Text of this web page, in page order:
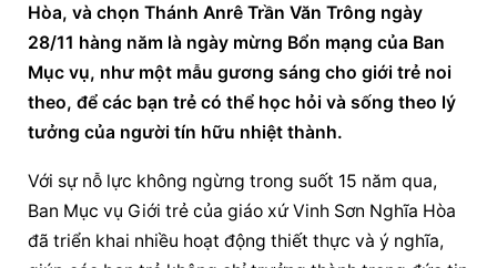
Hòa, và chọn Thánh Anrê Trần Văn Trông ngày
28/11 hàng năm là ngày mừng Bổn mạng của Ban
Mục vụ, như một mẫu gương sáng cho giới trẻ noi
theo, để các bạn trẻ có thể học hỏi và sống theo lý
tưởng của người tín hữu nhiệt thành.
Với sự nỗ lực không ngừng trong suốt 15 năm qua,
Ban Mục vụ Giới trẻ của giáo xứ Vinh Sơn Nghĩa Hòa
đã triển khai nhiều hoạt động thiết thực và ý nghĩa,